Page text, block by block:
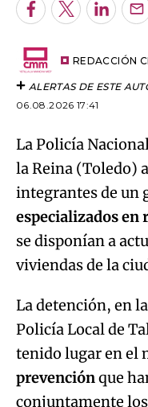
ALERTAS DE ESTE
06.08.2026 17:41
La Policía
la Reina (Toledo)
integrantes de un
especializados en
se disponían a
viviendas de la
La detención, en
Policía Local de
tenido lugar en el
prevenciónque
conjuntamente
ha permitido
cuatro
interior de un